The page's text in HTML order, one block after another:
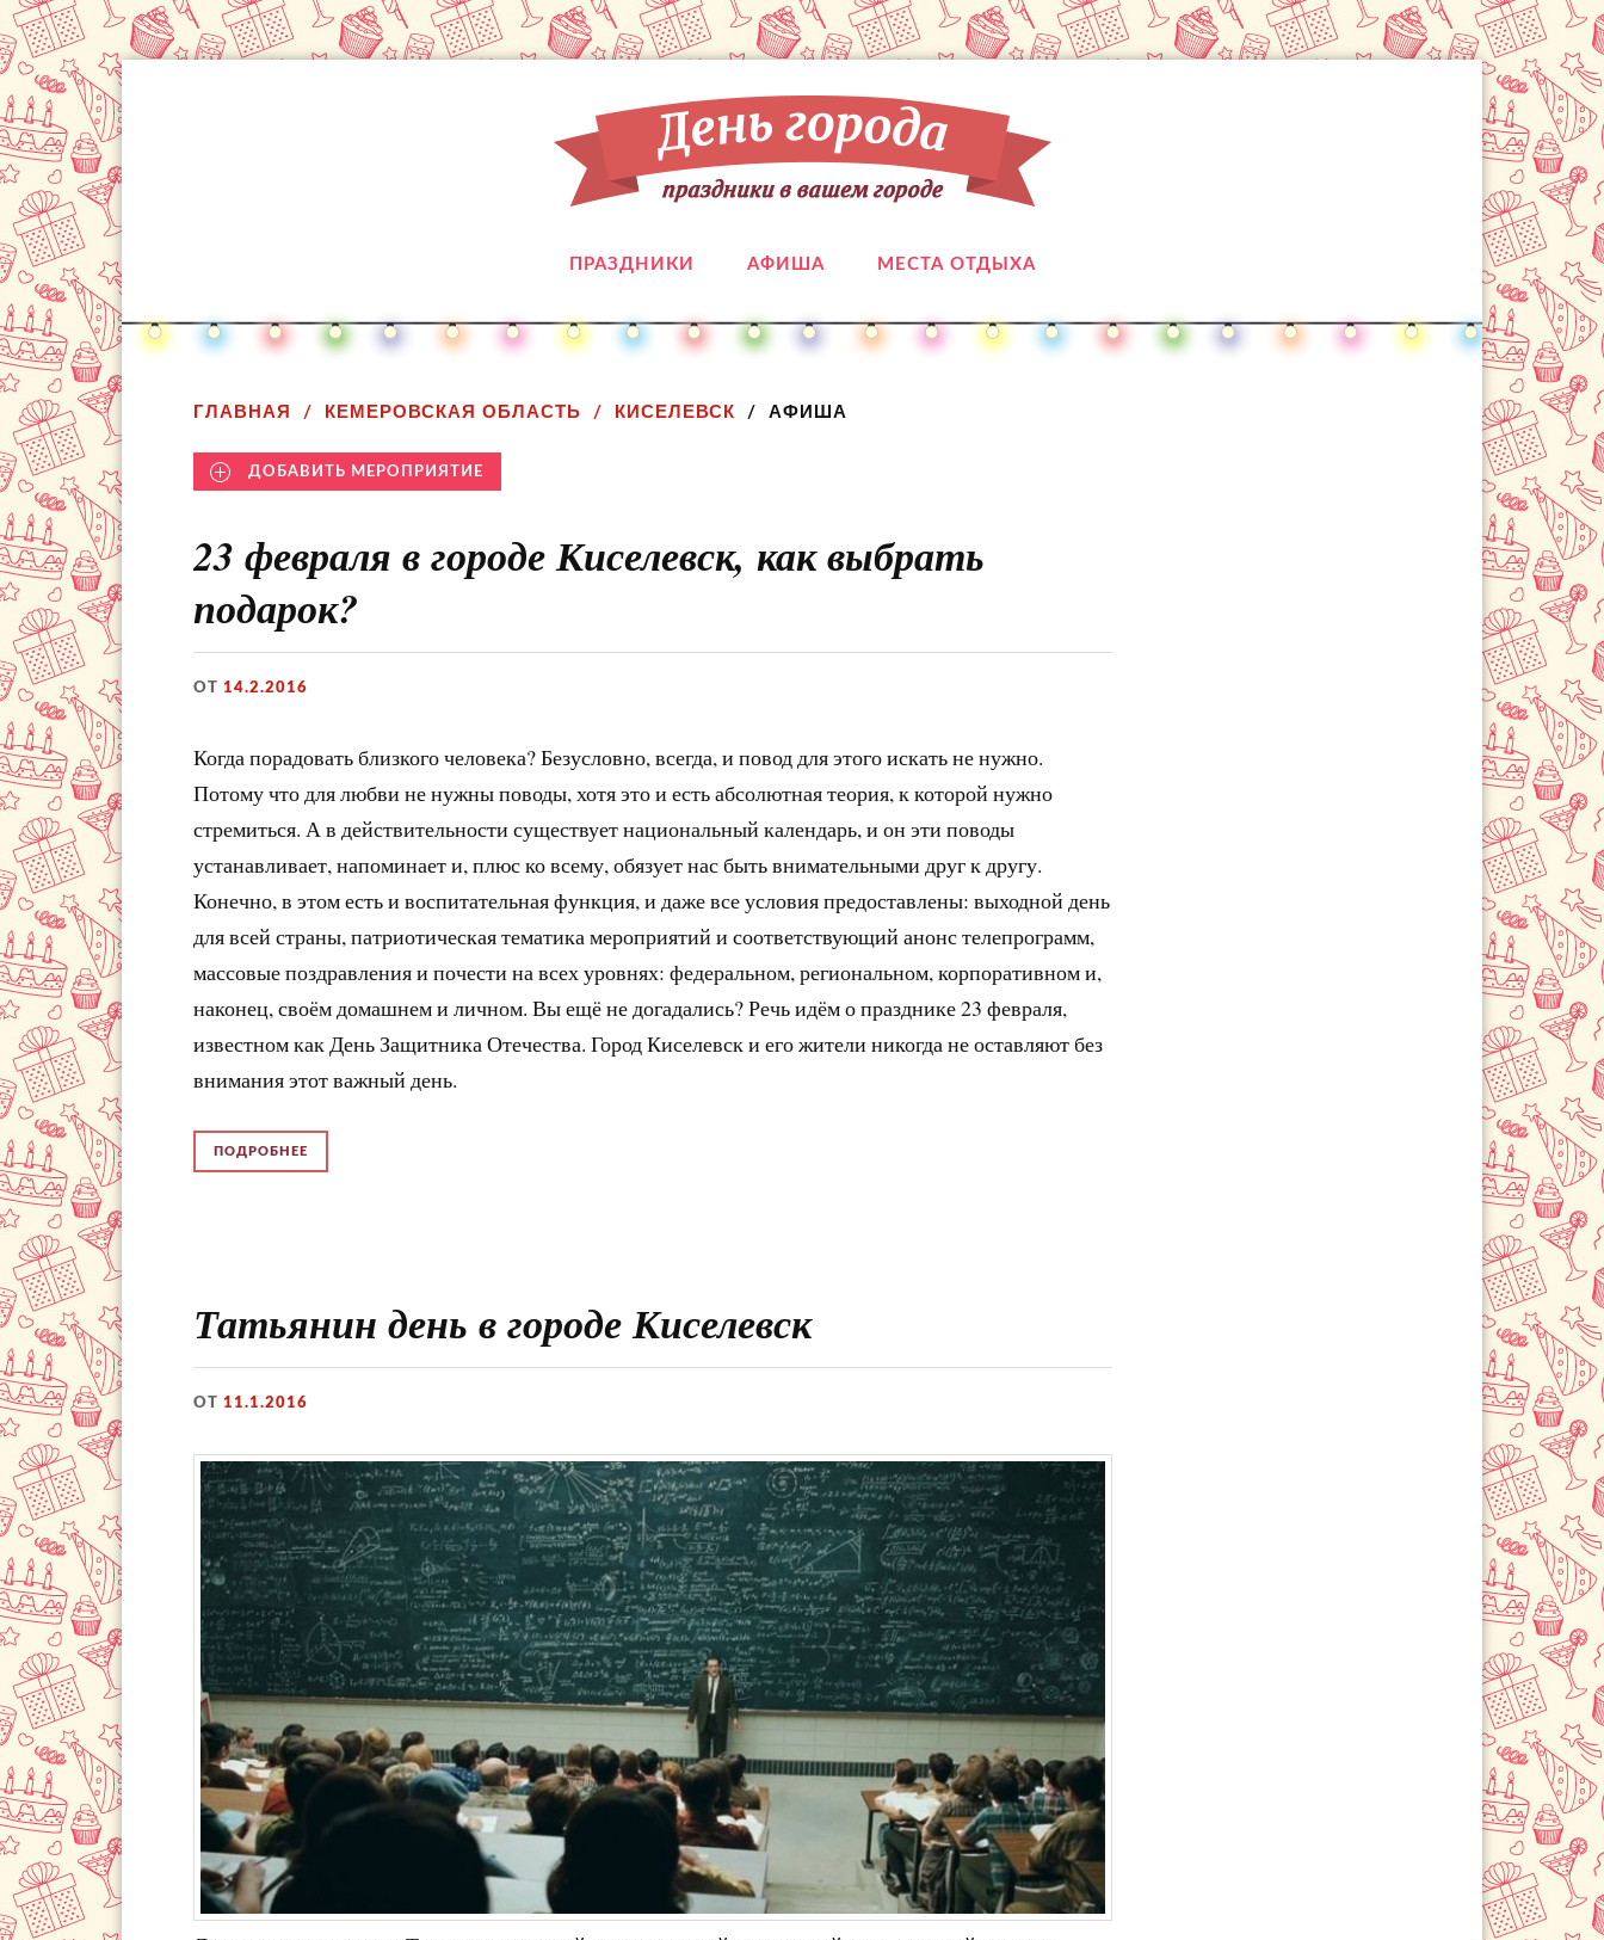
ПРАЗДНИКИ АФИША МЕСТА ОТДЫХА
ГЛАВНАЯ КЕМЕРОВСКАЯ ОБЛАСТЬ КИСЕЛЕВСК АФИША
ДОБАВИТЬ МЕРОПРИЯТИЕ
23 февраля в городе Киселевск, как выбрать
подарок?
ОТ 14.2.2016
Когда порадовать близкого человека? Безусловно, всегда, и повод для этого искать не нужно.
Потому что для любви не нужны поводы, хотя это и есть абсолютная теория, к которой нужно
стремиться. А в действительности существует национальный календарь, и он эти поводы
устанавливает, напоминает и, плюс ко всему, обязует нас быть внимательными друг к другу.
Конечно, в этом есть и воспитательная функция, и даже все условия предоставлены: выходной день
для всей страны, патриотическая тематика мероприятий и соответствующий анонс телепрограмм,
массовые поздравления и почести на всех уровнях: федеральном, региональном, корпоративном и,
наконец, своём домашнем и личном. Вы ещё не догадались? Речь идём о празднике 23 февраля,
известном как День Защитника Отечества. Город Киселевск и его жители никогда не оставляют без
внимания этот важный день.
ПОДРОБНЕЕ
Татьянин день в городе Киселевск
ОТ 11.1.2016